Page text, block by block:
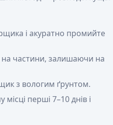
і акуратно промийте
на частини, залишаючи на
з вологим ґрунтом.
перші 7–10 днів і